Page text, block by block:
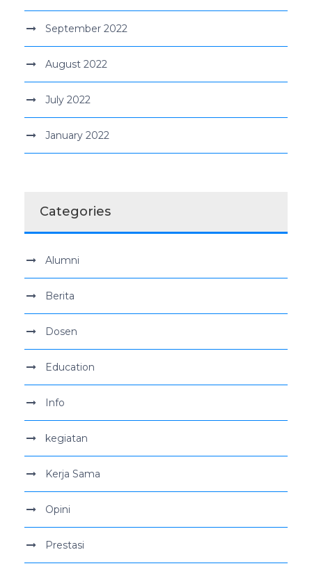
September 2022
August 2022
July 2022
January 2022
Categories
Alumni
Berita
Dosen
Education
Info
kegiatan
Kerja Sama
Opini
Prestasi